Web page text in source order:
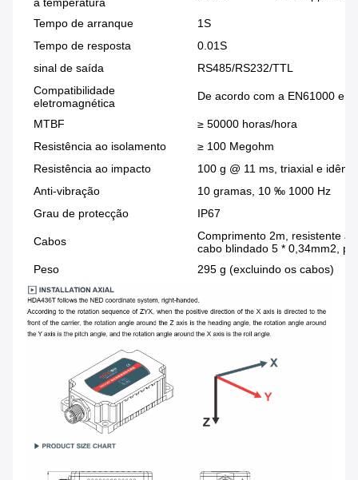
à temperatura
Tempo de arranque
1S
Tempo de resposta
0.01S
sinal de saída
RS485/RS232/TTL
Compatibilidade
eletromagnética
De acordo com a EN61000 e a
MTBF
≥ 50000 horas/hora
Resistência ao isolamento
≥ 100 Megohm
Resistência ao impacto
100 g @ 11 ms, triaxial e
Anti-vibração
10 gramas, 10 ‰ 1000 Hz
Grau de protecção
IP67
Cabos
Comprimento 2m, resistente
cabo blindado 5 * 0,34mm2,
Peso
295 g (excluindo os cabos)